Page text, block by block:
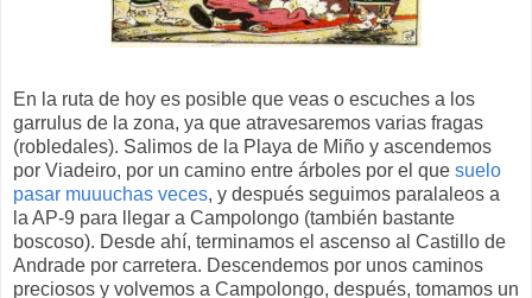
En la ruta de hoy es posible que veas o escuches a los
garrulus de la zona, ya que atravesaremos varias fragas
(robledales). Salimos de la Playa de Miño y ascendemos
por Viadeiro, por un camino entre árboles por el que suelo
pasar muuuchas veces, y después seguimos paralaleos a
la AP-9 para llegar a Campolongo (también bastante
boscoso). Desde ahí, terminamos el ascenso al Castillo de
Andrade por carretera. Descendemos por unos caminos
preciosos y volvemos a Campolongo, después, tomamos un